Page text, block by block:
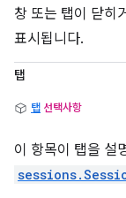
창 또는 탭이 닫히
표시됩니다.
탭
탭 선택사항
이 항목이 탭을 설